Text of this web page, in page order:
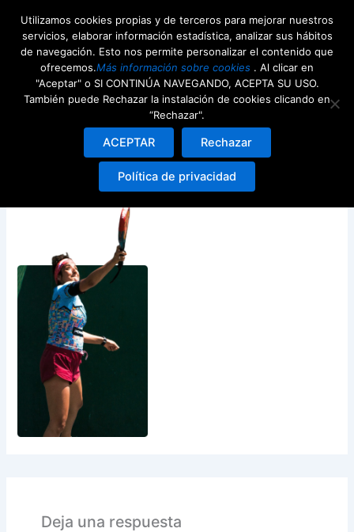
contenido
Deja un comentario / PorDamian Ezequiel/21st febrero
Deja una respuesta
Utilizamos cookies propias y de terceros para mejorar nuestros
servicios, elaborar información estadística, analizar sus hábitos
de navegación. Esto nos permite personalizar el contenido que
ofrecemos.Más información sobre cookies . Al clicar en
"Aceptar" o SI CONTINÚA NAVEGANDO, ACEPTA SU USO.
También puede Rechazar la instalación de cookies clicando en
“Rechazar".
ACEPTAR Rechazar
Política de privacidad